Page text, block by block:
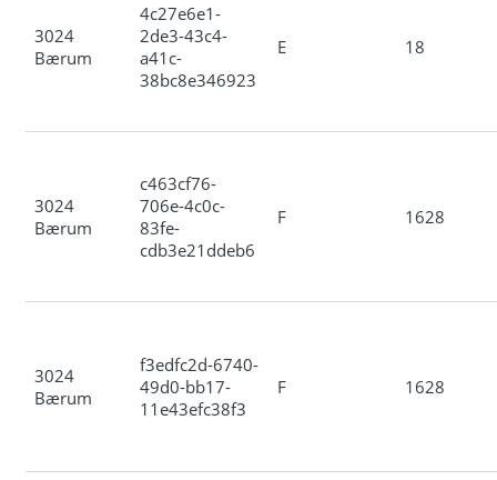
3024
Bærum
4c27e6e1-
2de3-43c4-
a41c-
38bc8e346923
E 18
3024
Bærum
c463cf76-
706e-4c0c-
83fe-
cdb3e21ddeb6
F 1628
3024
Bærum
f3edfc2d-6740-
49d0-bb17-
11e43efc38f3
F 1628